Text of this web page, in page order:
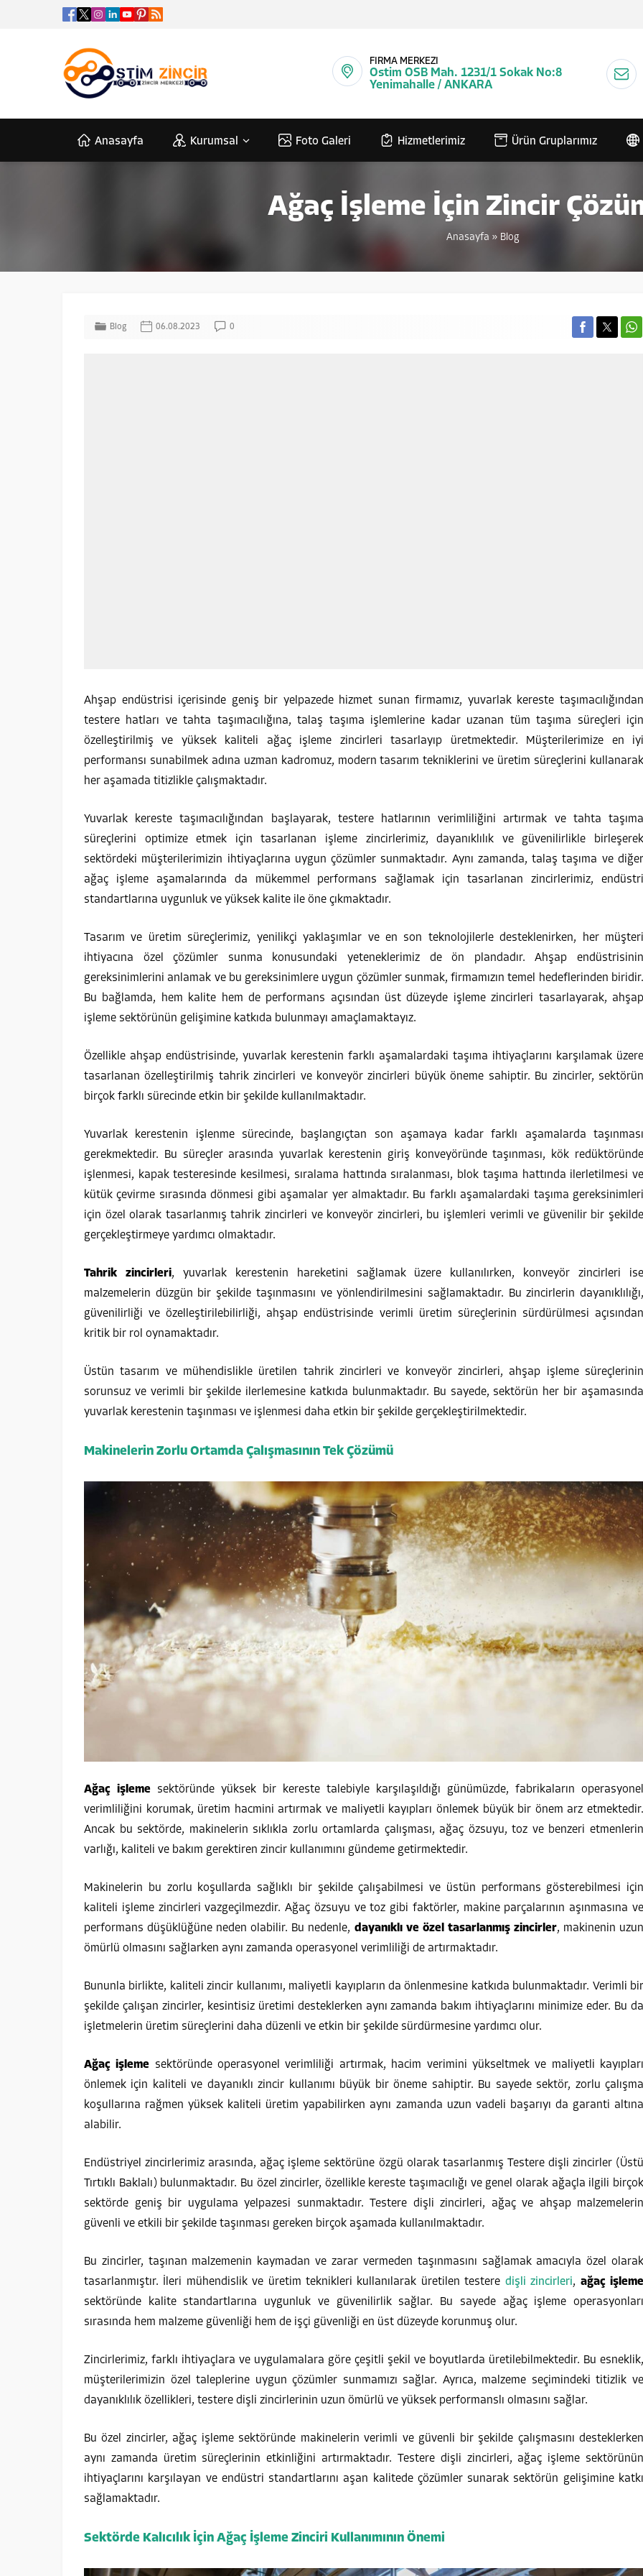
FİRMA MERKEZİ
Ostim OSB Mah. 1231/1 Sokak No:8
Yenimahalle / ANKARA
Anasayfa Kurumsal Foto Galeri Hizmetlerimiz Ürün Gruplarımız
Ağaç İşleme İçin Zincir
Anasayfa » Blog
Blog 06.08.2023 0
Ahşap endüstrisi içerisinde geniş bir yelpazede hizmet sunan firmamız, yuvarlak kereste taşımacılığından
testere hatları ve tahta taşımacılığına, talaş taşıma işlemlerine kadar uzanan tüm taşıma süreçleri için
özelleştirilmiş ve yüksek kaliteli ağaç işleme zincirleri tasarlayıp üretmektedir. Müşterilerimize en iyi
performansı sunabilmek adına uzman kadromuz, modern tasarım tekniklerini ve üretim süreçlerini kullanarak
her aşamada titizlikle çalışmaktadır.
Yuvarlak kereste taşımacılığından başlayarak, testere hatlarının verimliliğini artırmak ve tahta taşıma
süreçlerini optimize etmek için tasarlanan işleme zincirlerimiz, dayanıklılık ve güvenilirlikle birleşerek
sektördeki müşterilerimizin ihtiyaçlarına uygun çözümler sunmaktadır. Aynı zamanda, talaş taşıma ve diğer
ağaç işleme aşamalarında da mükemmel performans sağlamak için tasarlanan zincirlerimiz, endüstri
standartlarına uygunluk ve yüksek kalite ile öne çıkmaktadır.
Tasarım ve üretim süreçlerimiz, yenilikçi yaklaşımlar ve en son teknolojilerle desteklenirken, her müşteri
ihtiyacına özel çözümler sunma konusundaki yeteneklerimiz de ön plandadır. Ahşap endüstrisinin
gereksinimlerini anlamak ve bu gereksinimlere uygun çözümler sunmak, firmamızın temel hedeflerinden biridir.
Bu bağlamda, hem kalite hem de performans açısından üst düzeyde işleme zincirleri tasarlayarak, ahşap
işleme sektörünün gelişimine katkıda bulunmayı amaçlamaktayız.
Özellikle ahşap endüstrisinde, yuvarlak kerestenin farklı aşamalardaki taşıma ihtiyaçlarını karşılamak üzere
tasarlanan özelleştirilmiş tahrik zincirleri ve konveyör zincirleri büyük öneme sahiptir. Bu zincirler, sektörün
birçok farklı sürecinde etkin bir şekilde kullanılmaktadır.
Yuvarlak kerestenin işlenme sürecinde, başlangıçtan son aşamaya kadar farklı aşamalarda taşınması
gerekmektedir. Bu süreçler arasında yuvarlak kerestenin giriş konveyöründe taşınması, kök redüktöründe
işlenmesi, kapak testeresinde kesilmesi, sıralama hattında sıralanması, blok taşıma hattında ilerletilmesi ve
kütük çevirme sırasında dönmesi gibi aşamalar yer almaktadır. Bu farklı aşamalardaki taşıma gereksinimleri
için özel olarak tasarlanmış tahrik zincirleri ve konveyör zincirleri, bu işlemleri verimli ve güvenilir bir şekilde
gerçekleştirmeye yardımcı olmaktadır.
Tahrik zincirleri, yuvarlak kerestenin hareketini sağlamak üzere kullanılırken, konveyör zincirleri ise
malzemelerin düzgün bir şekilde taşınmasını ve yönlendirilmesini sağlamaktadır. Bu zincirlerin dayanıklılığı,
güvenilirliği ve özelleştirilebilirliği, ahşap endüstrisinde verimli üretim süreçlerinin sürdürülmesi açısından
kritik bir rol oynamaktadır.
Üstün tasarım ve mühendislikle üretilen tahrik zincirleri ve konveyör zincirleri, ahşap işleme süreçlerinin
sorunsuz ve verimli bir şekilde ilerlemesine katkıda bulunmaktadır. Bu sayede, sektörün her bir aşamasında
yuvarlak kerestenin taşınması ve işlenmesi daha etkin bir şekilde gerçekleştirilmektedir.
Makinelerin Zorlu Ortamda Çalışmasının Tek Çözümü
Ağaç işleme sektöründe yüksek bir kereste talebiyle karşılaşıldığı günümüzde, fabrikaların operasyonel
verimliliğini korumak, üretim hacmini artırmak ve maliyetli kayıpları önlemek büyük bir önem arz etmektedir.
Ancak bu sektörde, makinelerin sıklıkla zorlu ortamlarda çalışması, ağaç özsuyu, toz ve benzeri etmenlerin
varlığı, kaliteli ve bakım gerektiren zincir kullanımını gündeme getirmektedir.
Makinelerin bu zorlu koşullarda sağlıklı bir şekilde çalışabilmesi ve üstün performans gösterebilmesi için
kaliteli işleme zincirleri vazgeçilmezdir. Ağaç özsuyu ve toz gibi faktörler, makine parçalarının aşınmasına ve
performans düşüklüğüne neden olabilir. Bu nedenle, dayanıklı ve özel tasarlanmış zincirler, makinenin uzun
ömürlü olmasını sağlarken aynı zamanda operasyonel verimliliği de artırmaktadır.
Bununla birlikte, kaliteli zincir kullanımı, maliyetli kayıpların da önlenmesine katkıda bulunmaktadır. Verimli bir
şekilde çalışan zincirler, kesintisiz üretimi desteklerken aynı zamanda bakım ihtiyaçlarını minimize eder. Bu da
işletmelerin üretim süreçlerini daha düzenli ve etkin bir şekilde sürdürmesine yardımcı olur.
Ağaç işleme sektöründe operasyonel verimliliği artırmak, hacim verimini yükseltmek ve maliyetli kayıpları
önlemek için kaliteli ve dayanıklı zincir kullanımı büyük bir öneme sahiptir. Bu sayede sektör, zorlu çalışma
koşullarına rağmen yüksek kaliteli üretim yapabilirken aynı zamanda uzun vadeli başarıyı da garanti altına
alabilir.
Endüstriyel zincirlerimiz arasında, ağaç işleme sektörüne özgü olarak tasarlanmış Testere dişli zincirler (Üstü
Tırtıklı Baklalı) bulunmaktadır. Bu özel zincirler, özellikle kereste taşımacılığı ve genel olarak ağaçla ilgili birçok
sektörde geniş bir uygulama yelpazesi sunmaktadır. Testere dişli zincirleri, ağaç ve ahşap malzemelerin
güvenli ve etkili bir şekilde taşınması gereken birçok aşamada kullanılmaktadır.
Bu zincirler, taşınan malzemenin kaymadan ve zarar vermeden taşınmasını sağlamak amacıyla özel olarak
tasarlanmıştır. İleri mühendislik ve üretim teknikleri kullanılarak üretilen testere dişli zincirleri, ağaç işleme
sektöründe kalite standartlarına uygunluk ve güvenilirlik sağlar. Bu sayede ağaç işleme operasyonları
sırasında hem malzeme güvenliği hem de işçi güvenliği en üst düzeyde korunmuş olur.
Zincirlerimiz, farklı ihtiyaçlara ve uygulamalara göre çeşitli şekil ve boyutlarda üretilebilmektedir. Bu esneklik,
müşterilerimizin özel taleplerine uygun çözümler sunmamızı sağlar. Ayrıca, malzeme seçimindeki titizlik ve
dayanıklılık özellikleri, testere dişli zincirlerinin uzun ömürlü ve yüksek performanslı olmasını sağlar.
Bu özel zincirler, ağaç işleme sektöründe makinelerin verimli ve güvenli bir şekilde çalışmasını desteklerken
aynı zamanda üretim süreçlerinin etkinliğini artırmaktadır. Testere dişli zincirleri, ağaç işleme sektörünün
ihtiyaçlarını karşılayan ve endüstri standartlarını aşan kalitede çözümler sunarak sektörün gelişimine katkı
sağlamaktadır.
Sektörde Kalıcılık İçin Ağaç İşleme Zinciri Kullanımının Önemi